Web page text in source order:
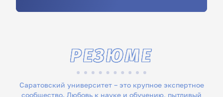
Саратовский университет – это крупное экспертное
сообщество. Любовь к науке и обучению, пытливый
РЕЗЮМЕ